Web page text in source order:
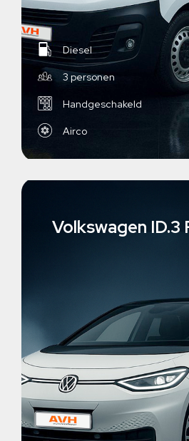
Diesel
3 personen
Handgeschakeld
Airco
Volkswagen ID.3